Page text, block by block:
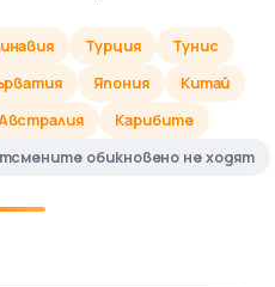
Турция
Тунис
Япония
Китай
Карибите
обикновено не ходят